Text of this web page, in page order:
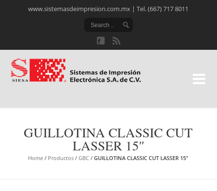
www.sistemasdeimpresion.com.mx | Tel. (667) 717 8011
GUILLOTINA CLASSIC CUT
LASSER 15″
Home / Productos /GBC /GUILLOTINA CLASSIC CUT LASSER 15″